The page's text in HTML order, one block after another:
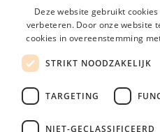
Brochure aanvragen
Vacature aanmelden
F.A.Q
Contact
Social
Deze website gebruikt
verbeteren. Door onze website
cookies in overeenstemming
STRIKT NOODZAKELIJK
TARGETING
NIET-GECLASSIFICEERD